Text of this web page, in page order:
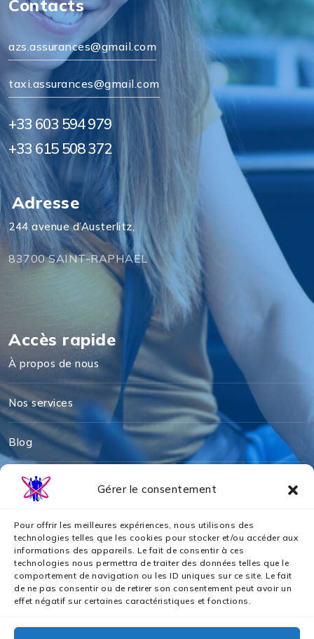
Gérer le consentement
Pour offrir les meilleures expériences, nous utilisons des
technologies telles que les cookies pour stocker et/ou accéder aux
informations des appareils. Le fait de consentir à ces
technologies nous permettra de traiter des données telles que le
comportement de navigation ou les ID uniques sur ce site. Le fait
de ne pas consentir ou de retirer son consentement peut avoir un
effet négatif sur certaines caractéristiques et fonctions.
Contacts
azs.assurances@gmail.com
taxi.assurances@gmail.com
+33 603 594 979
+33 615 508 372
Adresse
244 avenue d’Austerlitz,
83700 SAINT-RAPHAEL
Accès rapide
À propos de nous
Nos services
Blog
Mentions légales
Politique de cookies
Politique de confidentialité
Nos partenaires